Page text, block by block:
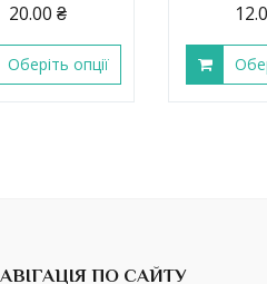
20.00 ₴
Оберіть опції
ПО САЙТУ